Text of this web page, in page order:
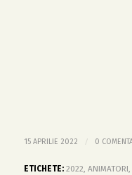
15 APRILIE 2022 / 0
ETICHETE: 2022, ANIMATORI,